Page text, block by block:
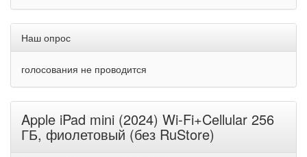
Наш опрос
голосования не проводится
Apple iPad mini (2024) Wi-Fi+Cellular 256
ГБ, фиолетовый (без RuStore)